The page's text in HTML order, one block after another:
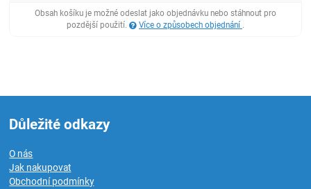
Obsah košíku je možné odeslat jako objednávku nebo stáhnout pro
pozdější použití.
Více o způsobech objednání .
Důležité odkazy
O nás
Jak nakupovat
Obchodní podmínky